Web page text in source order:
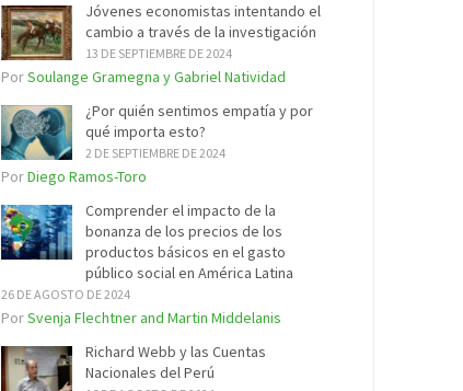
Jóvenes economistas intentando el
cambio a través de la investigación
13 DE SEPTIEMBRE DE 2024
PorSoulange Gramegna y Gabriel Natividad
¿Por quién sentimos empatía y por
qué importa esto?
2 DE SEPTIEMBRE DE 2024
PorDiego Ramos-Toro
Comprender el impacto de la
bonanza de los precios de los
productos básicos en el gasto
público social en América Latina
26 DE AGOSTO DE 2024
PorSvenja Flechtner and Martin Middelanis
Richard Webb y las Cuentas
Nacionales del Perú